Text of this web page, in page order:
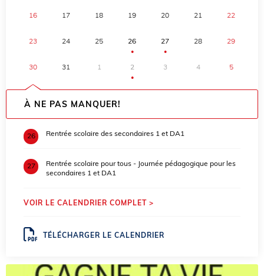
16 17 18 19 20 21 22
23 24 25 26
●
27
●
28 29
30 31 1 2
●
3 4 5
À NE PAS MANQUER!
26 Rentrée scolaire des secondaires 1 et DA1
27
Rentrée scolaire pour tous - Journée pédagogique pour les
secondaires 1 et DA1
VOIR LE CALENDRIER COMPLET >
TÉLÉCHARGER LE CALENDRIER